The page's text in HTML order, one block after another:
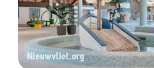
Evenementen
Praktisch
Forum